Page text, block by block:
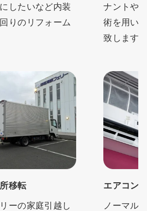
したいなど内装
りのリフォーム
ナントや
術を用い
致します
移転
ーの家庭引越し
エアコン
ノーマル